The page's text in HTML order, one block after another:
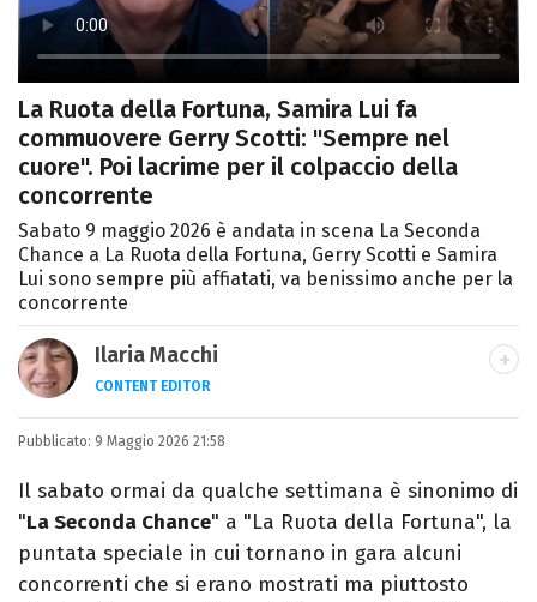
La Ruota della Fortuna, Samira Lui fa
commuovere Gerry Scotti: "Sempre nel
cuore". Poi lacrime per il colpaccio della
concorrente
Sabato 9 maggio 2026 è andata in scena La Seconda
Chance a La Ruota della Fortuna, Gerry Scotti e Samira
Lui sono sempre più affiatati, va benissimo anche per la
concorrente
Ilaria Macchi
CONTENT EDITOR
Laureata in Linguaggi dei Media, amo il
giornalismo, il calcio, la TV e la moda, dove
cerco sempre le ultime tendenze.
Pubblicato: 9 Maggio 2026 21:58
Il sabato ormai da qualche settimana è sinonimo di
"La Seconda Chance" a "La Ruota della Fortuna", la
puntata speciale in cui tornano in gara alcuni
concorrenti che si erano mostrati ma piuttosto